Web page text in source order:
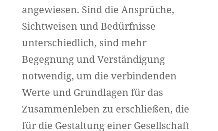
angewiesen. Sind die Ansprüche,
Sichtweisen und Bedürfnisse
unterschiedlich, sind mehr
Begegnung und Verständigung
notwendig, um die verbindenden
Werte und Grundlagen für das
Zusammenleben zu erschließen, die
für die Gestaltung einer Gesellschaft